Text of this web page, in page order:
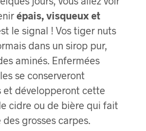
épais, visqueux et
le signal ! Vos tiger nuts
dans un sirop pur,
aminés. Enfermées
se conserveront
et développeront cette
cidre ou de bière qui fait
grosses carpes.